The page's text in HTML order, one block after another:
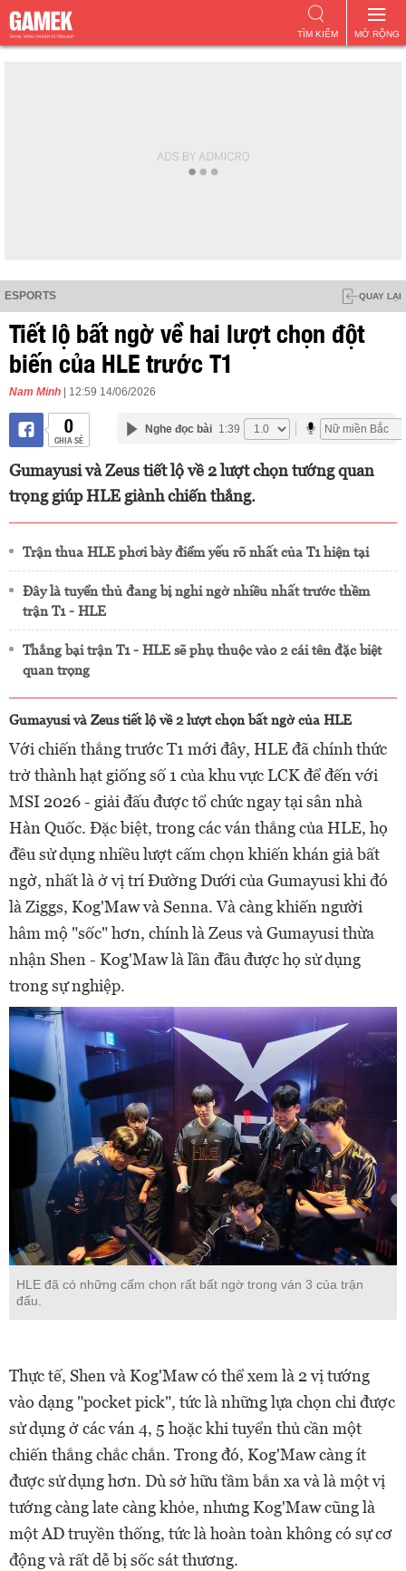
MỞ RỘNG
TÌM KIẾM
ESPORTS QUAY LẠI
Tiết lộ bất ngờ về hai lượt chọn đột
biến của HLE trước T1
Nam Minh | 12:59 14/06/2026
0
CHIA SẺ
Nghe đọc bài 1:39
Gumayusi và Zeus tiết lộ về 2 lượt chọn tướng quan
trọng giúp HLE giành chiến thắng.
Trận thua HLE phơi bày điểm yếu rõ nhất của T1 hiện tại
Đây là tuyển thủ đang bị nghi ngờ nhiều nhất trước thềm
trận T1 - HLE
Thắng bại trận T1 - HLE sẽ phụ thuộc vào 2 cái tên đặc biệt
quan trọng
Gumayusi và Zeus tiết lộ về 2 lượt chọn bất ngờ của HLE
Với chiến thắng trước T1 mới đây, HLE đã chính thức
trở thành hạt giống số 1 của khu vực LCK để đến với
MSI 2026 - giải đấu được tổ chức ngay tại sân nhà
Hàn Quốc. Đặc biệt, trong các ván thắng của HLE, họ
đều sử dụng nhiều lượt cấm chọn khiến khán giả bất
ngờ, nhất là ở vị trí Đường Dưới của Gumayusi khi đó
là Ziggs, Kog'Maw và Senna. Và càng khiến người
hâm mộ "sốc" hơn, chính là Zeus và Gumayusi thừa
nhận Shen - Kog'Maw là lần đầu được họ sử dụng
trong sự nghiệp.
HLE đã có những cấm chọn rất bất ngờ trong ván 3 của trận
đấu.
Thực tế, Shen và Kog'Maw có thể xem là 2 vị tướng
vào dạng "pocket pick", tức là những lựa chọn chỉ được
sử dụng ở các ván 4, 5 hoặc khi tuyển thủ cần một
chiến thắng chắc chắn. Trong đó, Kog'Maw càng ít
được sử dụng hơn. Dù sở hữu tầm bắn xa và là một vị
tướng càng late càng khỏe, nhưng Kog'Maw cũng là
một AD truyền thống, tức là hoàn toàn không có sự cơ
động và rất dễ bị sốc sát thương.